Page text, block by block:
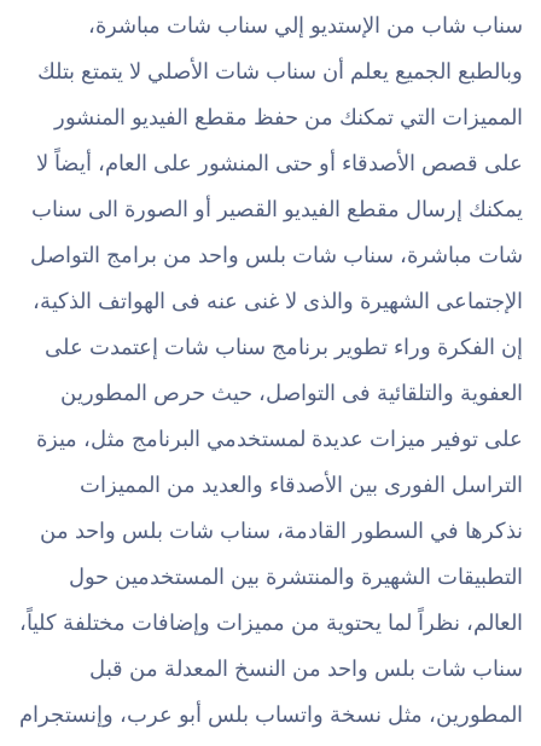
سناب شاب من الإستديو إلي سناب شات مباشرة،
وبالطبع الجميع يعلم أن سناب شات الأصلي لا يتمتع بتلك
المميزات التي تمكنك من حفظ مقطع الفيديو المنشور
على قصص الأصدقاء أو حتى المنشور على العام، أيضاً لا
يمكنك إرسال مقطع الفيديو القصير أو الصورة الى سناب
شات مباشرة، سناب شات بلس واحد من برامج التواصل
الإجتماعى الشهيرة والذى لا غنى عنه فى الهواتف الذكية،
إن الفكرة وراء تطوير برنامج سناب شات إعتمدت على
العفوية والتلقائية فى التواصل، حيث حرص المطورين
على توفير ميزات عديدة لمستخدمي البرنامج مثل، ميزة
التراسل الفورى بين الأصدقاء والعديد من المميزات
نذكرها في السطور القادمة، سناب شات بلس واحد من
التطبيقات الشهيرة والمنتشرة بين المستخدمين حول
العالم، نظراً لما يحتوية من مميزات وإضافات مختلفة كلياً،
سناب شات بلس واحد من النسخ المعدلة من قبل
المطورين، مثل نسخة واتساب بلس أبو عرب، وإنستجرام